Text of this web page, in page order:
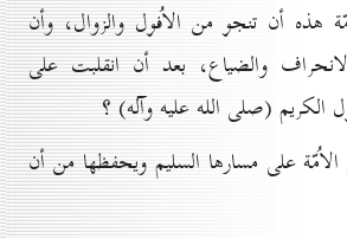
هذه أن تنجو من الاُفول والزوال، وأن
والضياع، بعد أن انقلبت على
الكريم (صلى الله عليه وآله) ؟
على مسارها السليم ويحفظها من أن